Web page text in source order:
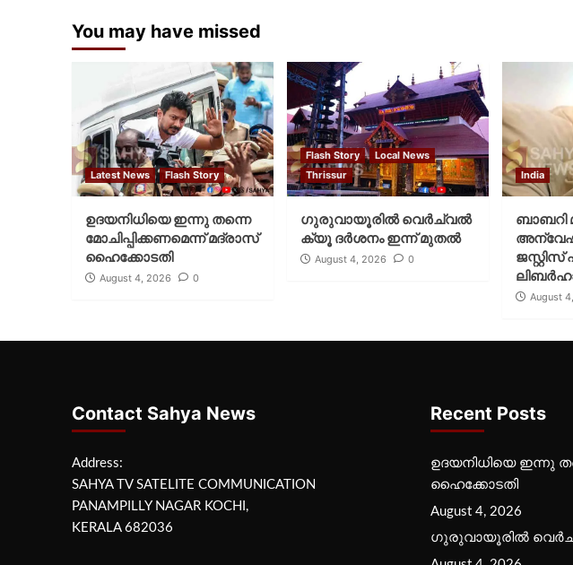
You may have missed
Latest News Flash Story
ഉദയനിധിയെ ഇന്നു തന്നെ
മോചിപ്പിക്കണമെന്ന് മദ്രാസ്
ഹൈക്കോടതി
August 4, 2026 0
Flash Story
Local News
Thrissur
ഗുരുവായൂരില്‍ വെര്‍ച്വല്‍
ക്യൂ ദര്‍ശനം ഇന്ന് മുതല്‍
August 4, 2026 0
India
ബാബറി
August
Contact Sahya News
Address:
SAHYA TV SATELITE COMMUNICATION
PANAMPILLY NAGAR KOCHI,
KERALA 682036
Recent Posts
ഉദയനിധിയെ ഇന്നു
ഹൈക്കോടതി
August 4, 2026
ഗുരുവായൂരില്‍